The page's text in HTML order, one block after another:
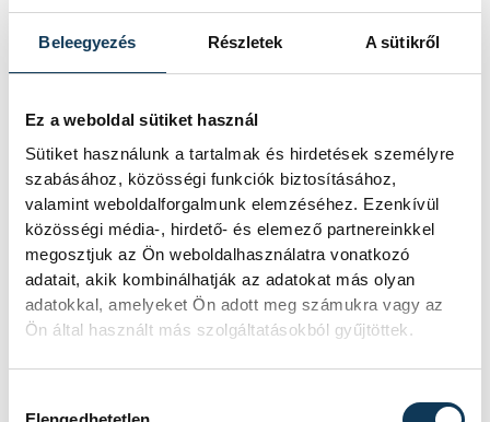
Beleegyezés Részletek A sütikről
Ez a weboldal sütiket használ
Sütiket használunk a tartalmak és hirdetések személyre
szabásához, közösségi funkciók biztosításához,
valamint weboldalforgalmunk elemzéséhez. Ezenkívül
közösségi média-, hirdető- és elemező partnereinkkel
megosztjuk az Ön weboldalhasználatra vonatkozó
adatait, akik kombinálhatják az adatokat más olyan
adatokkal, amelyeket Ön adott meg számukra vagy az
Ön által használt más szolgáltatásokból gyűjtöttek.
Az új önkormányzatban két frakció alakult,
MSZP, DK, Momentum, Párbeszéd-ZÖLDEK
és Híd a Városért Egyesület koalíciójából
egy háromfős csoport. (Jogilag három
képviselő kell ahhoz, hogy önálló frakciót
lehessen alapítani.)
A kormánypárti képviselőcsoport vezetője
Hegedűs Barbaralesz, akinek nem idegen
ez a szerepkör, hiszen 2014-2019 között